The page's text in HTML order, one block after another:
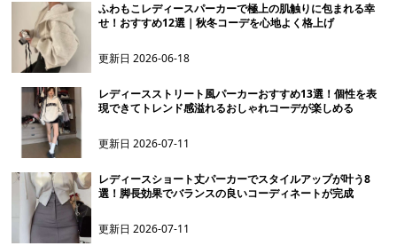
ふわもこレディースパーカーで極上の肌触りに包まれる幸
せ！おすすめ12選｜秋冬コーデを心地よく格上げ
更新日2026-06-18
レディースストリート風パーカーおすすめ13選！個性を表
現できてトレンド感溢れるおしゃれコーデが楽しめる
更新日2026-07-11
レディースショート丈パーカーでスタイルアップが叶う8
選！脚長効果でバランスの良いコーディネートが完成
更新日2026-07-11